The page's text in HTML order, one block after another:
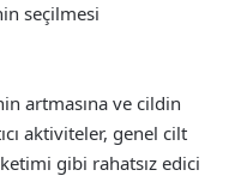
seçilmesi
artmasına ve cildin
aktiviteler, genel cilt
gibi rahatsız edici